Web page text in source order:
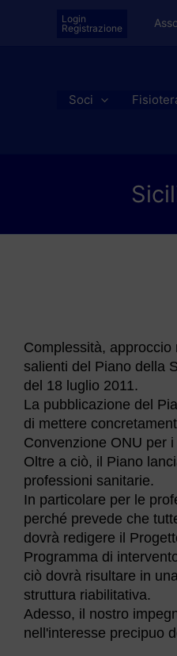
Login
Registrazione
Soci
Complessità,
salienti del Piano della
del 18 luglio 2011.
La pubblicazione del
di mettere
Convenzione ONU per
Oltre a ciò, il Piano
professioni sanitarie.
In particolare per le
perché prevede che
dovrà redigere il
Programma di
ciò dovrà risultare in
struttura riabilitativa.
Adesso, il nostro
nell'interesse precipuo